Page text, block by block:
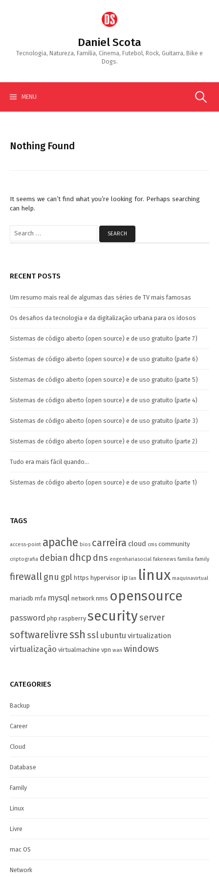
Daniel Scota
Tecnologia, Natureza, Familia, Cinema, Futebol, Rock, Guitarra, Bike e
Dogs.
MENU Search
Nothing Found
It seems we can’t find what you’re looking for. Perhaps searching
can help.
Search
for:
RECENT POSTS
Um resumo mais real de algumas das séries de TV mais famosas
Os desafios da tecnologia e da digitalização urbana para os idosos
Sistemas de código aberto (open source) e de uso gratuito (parte 7)
Sistemas de código aberto (open source) e de uso gratuito (parte 6)
Sistemas de código aberto (open source) e de uso gratuito (parte 5)
Sistemas de código aberto (open source) e de uso gratuito (parte 4)
Sistemas de código aberto (open source) e de uso gratuito (parte 3)
Sistemas de código aberto (open source) e de uso gratuito (parte 2)
Tudo era mais fácil quando…
Sistemas de código aberto (open source) e de uso gratuito (parte 1)
TAGS
access-point apache bios carreira cloud cms community
criptografia debian dhcp dns engenhariasocial fakenews familia family
firewallgnu gpl https hypervisor ip lan linux maquinavirtual
mariadb mfa mysql network nms opensource
password php raspberry securityserver
softwarelivressh ssl ubuntu virtualization
virtualização virtualmachine vpn wan windows
CATEGORIES
Backup
Career
Cloud
Database
Family
Linux
Livre
mac OS
Network